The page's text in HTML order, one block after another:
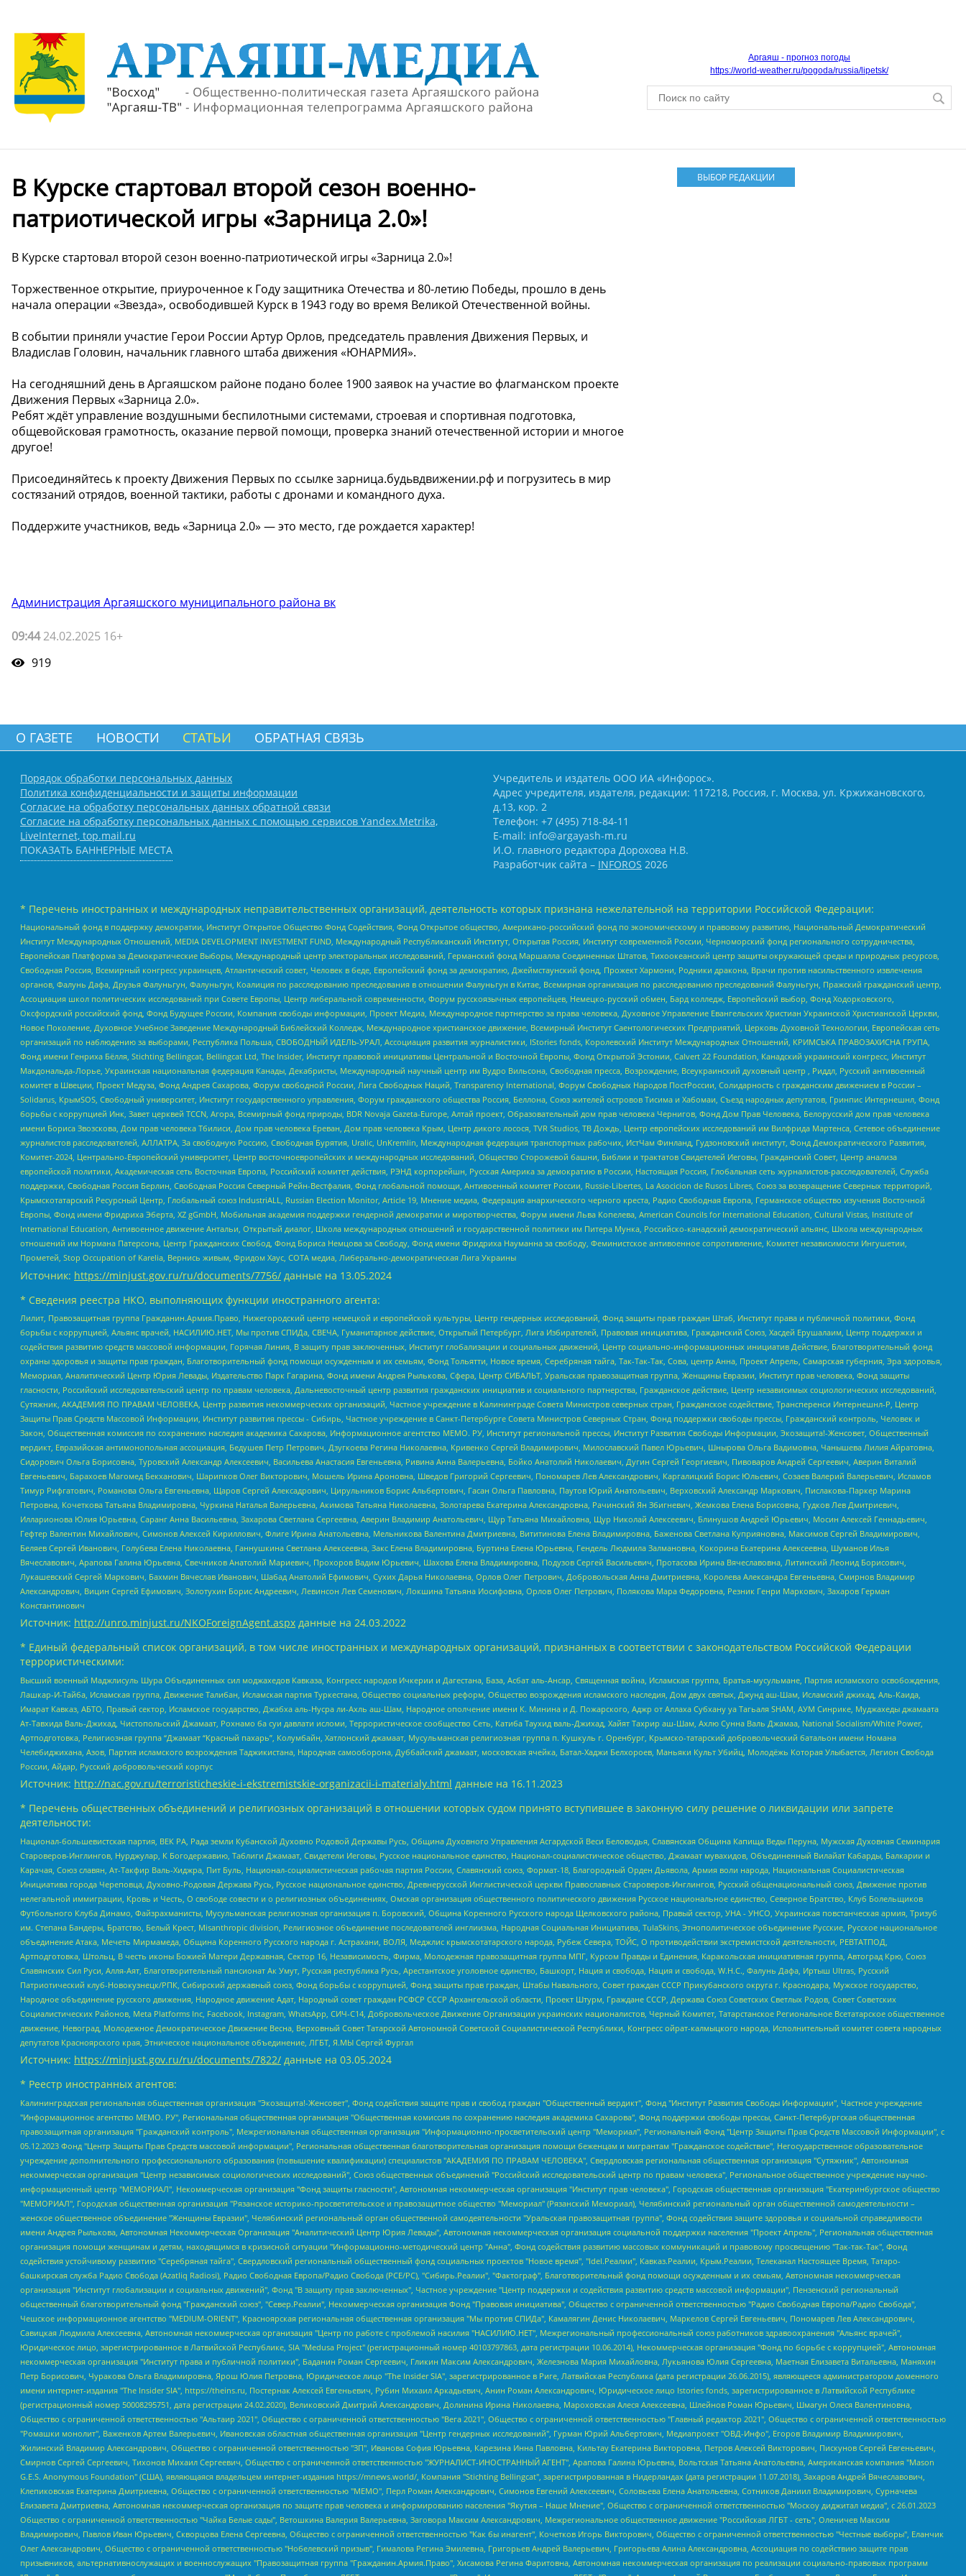
Аргаяш - прогноз погоды
https://world-weather.ru/pogoda/russia/lipetsk/
В Курске стартовал второй сезон военно-
патриотической игры «Зарница 2.0»!
В Курске стартовал второй сезон военно-патриотической игры «Зарница 2.0»!
Торжественное открытие, приуроченное к Году защитника Отечества и 80-летию Победы, прошло в день
начала операции «Звезда», освободившей Курск в 1943 году во время Великой Отечественной войны.
В событии приняли участие Герои России Артур Орлов, председатель правления Движения Первых, и
Владислав Головин, начальник главного штаба движения «ЮНАРМИЯ».
На сегодняшний день в Аргаяшском районе подано более 1900 заявок на участие во флагманском проекте
Движения Первых «Зарница 2.0».
Ребят ждёт управление воздушными беспилотными системами, строевая и спортивная подготовка,
общевойсковая грамотность, оказание первой помощи, проверка знаний отечественной истории и многое
другое!
Присоединяйтесь к проекту Движения Первых по ссылке зарница.будьвдвижении.рф и погрузитесь в мир
состязаний отрядов, военной тактики, работы с дронами и командного духа.
Поддержите участников, ведь «Зарница 2.0» — это место, где рождается характер!
Администрация Аргаяшского муниципального района вк
09:4424.02.2025 16+
919
ВЫБОР РЕДАКЦИИ
О ГАЗЕТЕ НОВОСТИ СТАТЬИ ОБРАТНАЯ СВЯЗЬ
Порядок обработки персональных данных
Политика конфиденциальности и защиты информации
Согласие на обработку персональных данных обратной связи
Согласие на обработку персональных данных с помощью сервисов Yandex.Metrika,
LiveInternet, top.mail.ru
ПОКАЗАТЬ БАННЕРНЫЕ МЕСТА
Учредитель и издатель ООО ИА «Инфорос».
Адрес учредителя, издателя, редакции: 117218, Россия, г. Москва, ул. Кржижановского,
д.13, кор. 2
Телефон: +7 (495) 718-84-11
E-mail: info@argayash-m.ru
И.О. главного редактора Дорохова Н.В.
Разработчик сайта – INFOROS 2026
* Перечень иностранных и международных неправительственных организаций, деятельность которых признана нежелательной на территории Российской Федерации:
Национальный фонд в поддержку демократии, Институт Открытое Общество Фонд Содействия, Фонд Открытое общество, Американо-российский фонд по экономическому и правовому развитию, Национальный Демократический
Институт Международных Отношений, MEDIA DEVELOPMENT INVESTMENT FUND, Международный Республиканский Институт, Открытая Россия, Институт современной России, Черноморский фонд регионального сотрудничества,
Европейская Платформа за Демократические Выборы, Международный центр электоральных исследований, Германский фонд Маршалла Соединенных Штатов, Тихоокеанский центр защиты окружающей среды и природных ресурсов,
Свободная Россия, Всемирный конгресс украинцев, Атлантический совет, Человек в беде, Европейский фонд за демократию, Джеймстаунский фонд, Прожект Хармони, Родники дракона, Врачи против насильственного извлечения
органов, Фалунь Дафа, Друзья Фалуньгун, Фалуньгун, Коалиция по расследованию преследования в отношении Фалуньгун в Китае, Всемирная организация по расследованию преследований Фалуньгун, Пражский гражданский центр,
Ассоциация школ политических исследований при Совете Европы, Центр либеральной современности, Форум русскоязычных европейцев, Немецко-русский обмен, Бард колледж, Европейский выбор, Фонд Ходорковского,
Оксфордский российский фонд, Фонд Будущее России, Компания свободы информации, Проект Медиа, Международное партнерство за права человека, Духовное Управление Евангельских Христиан Украинской Христианской Церкви,
Новое Поколение, Духовное Учебное Заведение Международный Библейский Колледж, Международное христианское движение, Всемирный Институт Саентологических Предприятий, Церковь Духовной Технологии, Европейская сеть
организаций по наблюдению за выборами, Республика Польша, СВОБОДНЫЙ ИДЕЛЬ-УРАЛ, Ассоциация развития журналистики, IStories fonds, Королевский Институт Международных Отношений, КРИМСЬКА ПРАВОЗАХИСНА ГРУПА,
Фонд имени Генриха Бёлля, Stichting Bellingcat, Bellingcat Ltd, The Insider, Институт правовой инициативы Центральной и Восточной Европы, Фонд Открытой Эстонии, Calvert 22 Foundation, Канадский украинский конгресс, Институт
Макдональда-Лорье, Украинская национальная федерация Канады, Декабристы, Международный научный центр им Вудро Вильсона, Свободная пресса, Возрождение, Всеукраинский духовный центр , Риддл, Русский антивоенный
комитет в Швеции, Проект Медуза, Фонд Андрея Сахарова, Форум свободной России, Лига Свободных Наций, Transparеncy International, Форум Свободных Народов ПостРоссии, Солидарность с гражданским движением в России –
Solidarus, КрымSOS, Свободный университет, Институт государственного управления, Форум гражданского общества Россия, Беллона, Союз жителей островов Тисима и Хабомаи, Съезд народных депутатов, Гринпис Интернешнл, Фонд
борьбы с коррупцией Инк, Завет церквей TCCN, Агора, Всемирный фонд природы, BDR Novaja Gazeta-Europe, Алтай проект, Образовательный дом прав человека Чернигов, Фонд Дом Прав Человека, Белорусский дом прав человека
имени Бориса Звозскова, Дом прав человека Тбилиси, Дом прав человека Ереван, Дом прав человека Крым, Центр дикого лосося, TVR Studios, ТВ Дождь, Центр европейских исследований им Вилфрида Мартенса, Сетевое объединение
журналистов расследователей, АЛЛАТРА, За свободную Россию, Свободная Бурятия, Uralic, UnKremlin, Международная федерация транспортных рабочих, ИстЧам Финланд, Гудзоновский институт, Фонд Демократического Развития,
Комитет-2024, Центрально-Европейский университет, Центр восточноевропейских и международных исследований, Общество Сторожевой башни, Библии и трактатов Свидетелей Иеговы, Гражданский Совет, Центр анализа
европейской политики, Академическая сеть Восточная Европа, Российский комитет действия, РЭНД корпорейшн, Русская Америка за демократию в России, Настоящая Россия, Глобальная сеть журналистов-расследователей, Служба
поддержки, Свободная Россия Берлин, Свободная Россия Северный Рейн-Вестфалия, Фонд глобальной помощи, Антивоенный комитет России, Russie-Libertes, La Asocicion de Rusos Libres, Союз за возвращение Северных территорий,
Крымскотатарский Ресурсный Центр, Глобальный союз IndustriALL, Russian Election Monitor, Article 19, Мнение медиа, Федерация анархического черного креста, Радио Свободная Европа, Германское общество изучения Восточной
Европы, Фонд имени Фридриха Эберта, XZ gGmbH, Мобильная академия поддержки гендерной демократии и миротворчества, Форум имени Льва Копелева, American Councils for International Education, Cultural Vistas, Institute of
International Education, Антивоенное движение Антальи, Открытый диалог, Школа международных отношений и государственной политики им Питера Мунка, Российско-канадский демократический альянс, Школа международных
отношений им Нормана Патерсона, Центр Гражданских Свобод, Фонд Бориса Немцова за Свободу, Фонд имени Фридриха Науманна за свободу, Феминистское антивоенное сопротивление, Комитет независимости Ингушетии,
Прометей, Stop Occupation of Karelia, Вернись живым, Фридом Хаус, СОТА медиа, Либерально-демократическая Лига Украины
Источник: https://minjust.gov.ru/ru/documents/7756/ данные на 13.05.2024
* Сведения реестра НКО, выполняющих функции иностранного агента:
Лилит, Правозащитная группа Гражданин.Армия.Право, Нижегородский центр немецкой и европейской культуры, Центр гендерных исследований, Фонд защиты прав граждан Штаб, Институт права и публичной политики, Фонд
борьбы с коррупцией, Альянс врачей, НАСИЛИЮ.НЕТ, Мы против СПИДа, СВЕЧА, Гуманитарное действие, Открытый Петербург, Лига Избирателей, Правовая инициатива, Гражданский Союз, Хасдей Ерушалаим, Центр поддержки и
содействия развитию средств массовой информации, Горячая Линия, В защиту прав заключенных, Институт глобализации и социальных движений, Центр социально-информационных инициатив Действие, Благотворительный фонд
охраны здоровья и защиты прав граждан, Благотворительный фонд помощи осужденным и их семьям, Фонд Тольятти, Новое время, Серебряная тайга, Так-Так-Так, Сова, центр Анна, Проект Апрель, Самарская губерния, Эра здоровья,
Мемориал, Аналитический Центр Юрия Левады, Издательство Парк Гагарина, Фонд имени Андрея Рылькова, Сфера, Центр СИБАЛЬТ, Уральская правозащитная группа, Женщины Евразии, Институт прав человека, Фонд защиты
гласности, Российский исследовательский центр по правам человека, Дальневосточный центр развития гражданских инициатив и социального партнерства, Гражданское действие, Центр независимых социологических исследований,
Сутяжник, АКАДЕМИЯ ПО ПРАВАМ ЧЕЛОВЕКА, Центр развития некоммерческих организаций, Частное учреждение в Калининграде Совета Министров северных стран, Гражданское содействие, Трансперенси Интернешнл-Р, Центр
Защиты Прав Средств Массовой Информации, Институт развития прессы - Сибирь, Частное учреждение в Санкт-Петербурге Совета Министров Северных Стран, Фонд поддержки свободы прессы, Гражданский контроль, Человек и
Закон, Общественная комиссия по сохранению наследия академика Сахарова, Информационное агентство МЕМО. РУ, Институт региональной прессы, Институт Развития Свободы Информации, Экозащита!-Женсовет, Общественный
вердикт, Евразийская антимонопольная ассоциация, Бедушев Петр Петрович, Дзугкоева Регина Николаевна, Кривенко Сергей Владимирович, Милославский Павел Юрьевич, Шнырова Ольга Вадимовна, Чанышева Лилия Айратовна,
Сидорович Ольга Борисовна, Туровский Александр Алексеевич, Васильева Анастасия Евгеньевна, Ривина Анна Валерьевна, Бойко Анатолий Николаевич, Дугин Сергей Георгиевич, Пивоваров Андрей Сергеевич, Аверин Виталий
Евгеньевич, Барахоев Магомед Бекханович, Шарипков Олег Викторович, Мошель Ирина Ароновна, Шведов Григорий Сергеевич, Пономарев Лев Александрович, Каргалицкий Борис Юльевич, Созаев Валерий Валерьевич, Исламов
Тимур Рифгатович, Романова Ольга Евгеньевна, Щаров Сергей Алексадрович, Цирульников Борис Альбертович, Гасан Ольга Павловна, Паутов Юрий Анатольевич, Верховский Александр Маркович, Пислакова-Паркер Марина
Петровна, Кочеткова Татьяна Владимировна, Чуркина Наталья Валерьевна, Акимова Татьяна Николаевна, Золотарева Екатерина Александровна, Рачинский Ян Збигневич, Жемкова Елена Борисовна, Гудков Лев Дмитриевич,
Илларионова Юлия Юрьевна, Саранг Анна Васильевна, Захарова Светлана Сергеевна, Аверин Владимир Анатольевич, Щур Татьяна Михайловна, Щур Николай Алексеевич, Блинушов Андрей Юрьевич, Мосин Алексей Геннадьевич,
Гефтер Валентин Михайлович, Симонов Алексей Кириллович, Флиге Ирина Анатольевна, Мельникова Валентина Дмитриевна, Вититинова Елена Владимировна, Баженова Светлана Куприяновна, Максимов Сергей Владимирович,
Беляев Сергей Иванович, Голубева Елена Николаевна, Ганнушкина Светлана Алексеевна, Закс Елена Владимировна, Буртина Елена Юрьевна, Гендель Людмила Залмановна, Кокорина Екатерина Алексеевна, Шуманов Илья
Вячеславович, Арапова Галина Юрьевна, Свечников Анатолий Мариевич, Прохоров Вадим Юрьевич, Шахова Елена Владимировна, Подузов Сергей Васильевич, Протасова Ирина Вячеславовна, Литинский Леонид Борисович,
Лукашевский Сергей Маркович, Бахмин Вячеслав Иванович, Шабад Анатолий Ефимович, Сухих Дарья Николаевна, Орлов Олег Петрович, Добровольская Анна Дмитриевна, Королева Александра Евгеньевна, Смирнов Владимир
Александрович, Вицин Сергей Ефимович, Золотухин Борис Андреевич, Левинсон Лев Семенович, Локшина Татьяна Иосифовна, Орлов Олег Петрович, Полякова Мара Федоровна, Резник Генри Маркович, Захаров Герман
Константинович
Источник: http://unro.minjust.ru/NKOForeignAgent.aspx данные на 24.03.2022
* Единый федеральный список организаций, в том числе иностранных и международных организаций, признанных в соответствии с законодательством Российской Федерации
террористическими:
Высший военный Маджлисуль Шура Объединенных сил моджахедов Кавказа, Конгресс народов Ичкерии и Дагестана, База, Асбат аль-Ансар, Священная война, Исламская группа, Братья-мусульмане, Партия исламского освобождения,
Лашкар-И-Тайба, Исламская группа, Движение Талибан, Исламская партия Туркестана, Общество социальных реформ, Общество возрождения исламского наследия, Дом двух святых, Джунд аш-Шам, Исламский джихад, Аль-Каида,
Имарат Кавказ, АБТО, Правый сектор, Исламское государство, Джабха аль-Нусра ли-Ахль аш-Шам, Народное ополчение имени К. Минина и Д. Пожарского, Аджр от Аллаха Субхану уа Тагьаля SHAM, АУМ Синрике, Муджахеды джамаата
Ат-Тавхида Валь-Джихад, Чистопольский Джамаат, Рохнамо ба суи давлати исломи, Террористическое сообщество Сеть, Катиба Таухид валь-Джихад, Хайят Тахрир аш-Шам, Ахлю Сунна Валь Джамаа, National Socialism/White Power,
Артподготовка, Религиозная группа “Джамаат “Красный пахарь”, Колумбайн, Хатлонский джамаат, Мусульманская религиозная группа п. Кушкуль г. Оренбург, Крымско-татарский добровольческий батальон имени Номана
Челебиджихана, Азов, Партия исламского возрождения Таджикистана, Народная самооборона, Дуббайский джамаат, московская ячейка, Батал-Хаджи Белхороев, Маньяки Культ Убийц, Молодёжь Которая Улыбается, Легион Свобода
России, Айдар, Русский добровольческий корпус
Источник: http://nac.gov.ru/terroristicheskie-i-ekstremistskie-organizacii-i-materialy.html данные на 16.11.2023
* Перечень общественных объединений и религиозных организаций в отношении которых судом принято вступившее в законную силу решение о ликвидации или запрете
деятельности:
Национал-большевистская партия, ВЕК РА, Рада земли Кубанской Духовно Родовой Державы Русь, Община Духовного Управления Асгардской Веси Беловодья, Славянская Община Капища Веды Перуна, Мужская Духовная Семинария
Староверов-Инглингов, Нурджулар, К Богодержавию, Таблиги Джамаат, Свидетели Иеговы, Русское национальное единство, Национал-социалистическое общество, Джамаат мувахидов, Объединенный Вилайат Кабарды, Балкарии и
Карачая, Союз славян, Ат-Такфир Валь-Хиджра, Пит Буль, Национал-социалистическая рабочая партия России, Славянский союз, Формат-18, Благородный Орден Дьявола, Армия воли народа, Национальная Социалистическая
Инициатива города Череповца, Духовно-Родовая Держава Русь, Русское национальное единство, Древнерусской Инглистической церкви Православных Староверов-Инглингов, Русский общенациональный союз, Движение против
нелегальной иммиграции, Кровь и Честь, О свободе совести и о религиозных объединениях, Омская организация общественного политического движения Русское национальное единство, Северное Братство, Клуб Болельщиков
Футбольного Клуба Динамо, Файзрахманисты, Мусульманская религиозная организация п. Боровский, Община Коренного Русского народа Щелковского района, Правый сектор, УНА - УНСО, Украинская повстанческая армия, Тризуб
им. Степана Бандеры, Братство, Белый Крест, Misanthropic division, Религиозное объединение последователей инглиизма, Народная Социальная Инициатива, TulaSkins, Этнополитическое объединение Русские, Русское национальное
объединение Атака, Мечеть Мирмамеда, Община Коренного Русского народа г. Астрахани, ВОЛЯ, Меджлис крымскотатарского народа, Рубеж Севера, ТОЙС, О противодействии экстремистской деятельности, РЕВТАТПОД,
Артподготовка, Штольц, В честь иконы Божией Матери Державная, Сектор 16, Независимость, Фирма, Молодежная правозащитная группа МПГ, Курсом Правды и Единения, Каракольская инициативная группа, Автоград Крю, Союз
Славянских Сил Руси, Алля-Аят, Благотворительный пансионат Ак Умут, Русская республика Русь, Арестантское уголовное единство, Башкорт, Нация и свобода, Нация и свобода, W.H.С., Фалунь Дафа, Иртыш Ultras, Русский
Патриотический клуб-Новокузнецк/РПК, Сибирский державный союз, Фонд борьбы с коррупцией, Фонд защиты прав граждан, Штабы Навального, Совет граждан СССР Прикубанского округа г. Краснодара, Мужское государство,
Народное объединение русского движения, Народное движение Адат, Народный совет граждан РСФСР СССР Архангельской области, Проект Штурм, Граждане СССР, Держава Союз Советских Светлых Родов, Совет Советских
Социалистических Районов, Meta Platforms Inc, Facebook, Instagram, WhatsApp, СИЧ-С14, Добровольческое Движение Организации украинских националистов, Черный Комитет, Татарстанское Региональное Всетатарское общественное
движение, Невоград, Молодежное Демократическое Движение Весна, Верховный Совет Татарской Автономной Советской Социалистической Республики, Конгресс ойрат-калмыцкого народа, Исполнительный комитет совета народных
депутатов Красноярского края, Этническое национальное объединение, ЛГБТ, Я.МЫ Сергей Фургал
Источник: https://minjust.gov.ru/ru/documents/7822/ данные на 03.05.2024
* Реестр иностранных агентов:
Калининградская региональная общественная организация "Экозащита!-Женсовет", Фонд содействия защите прав и свобод граждан "Общественный вердикт", Фонд "Институт Развития Свободы Информации", Частное учреждение "Информационное агентство МЕМО. РУ", Региональная общественная организация "Общественная комиссия по сохранению наследия академика Сахарова", Фонд поддержки свободы прессы, Санкт-Петербургская общественная правозащитная организация "Гражданский контроль", Межрегиональная общественная организация "Информационно-просветительский центр "Мемориал", Региональный Фонд "Центр Защиты Прав Средств Массовой Информации", с 05.12.2023 Фонд "Центр Защиты Прав Средств массовой информации", Региональная общественная благотворительная организация помощи беженцам и мигрантам "Гражданское содействие", Негосударственное образовательное учреждение дополнительного профессионального образования (повышение квалификации) специалистов "АКАДЕМИЯ ПО ПРАВАМ ЧЕЛОВЕКА", Свердловская региональная общественная организация "Сутяжник", Автономная некоммерческая организация "Центр независимых социологических исследований", Союз общественных объединений "Российский исследовательский центр по правам человека", Региональное общественное учреждение научно-информационный центр "МЕМОРИАЛ", Некоммерческая организация "Фонд защиты гласности", Автономная некоммерческая организация "Институт прав человека", Городская общественная организация "Екатеринбургское общество "МЕМОРИАЛ", Городская общественная организация "Рязанское историко-просветительское и правозащитное общество "Мемориал" (Рязанский Мемориал), Челябинский региональный орган общественной самодеятельности – женское общественное объединение "Женщины Евразии", Челябинский региональный орган общественной самодеятельности "Уральская правозащитная группа", Фонд содействия защите здоровья и социальной справедливости имени Андрея Рылькова, Автономная Некоммерческая Организация "Аналитический Центр Юрия Левады", Автономная некоммерческая организация социальной поддержки населения "Проект Апрель", Региональная общественная организация помощи женщинам и детям, находящимся в кризисной ситуации "Информационно-методический центр "Анна", Фонд содействия развитию массовых коммуникаций и правовому просвещению "Так-так-Так", Фонд содействия устойчивому развитию "Серебряная тайга", Свердловский региональный общественный фонд социальных проектов "Новое время", "Idel.Реалии", Кавказ.Реалии, Крым.Реалии, Телеканал Настоящее Время, Татаро-башкирская служба Радио Свобода (Azatliq Radiosi), Радио Свободная Европа/Радио Свобода (PCE/PC), "Сибирь.Реалии", "Фактограф", Благотворительный фонд помощи осужденным и их семьям, Автономная некоммерческая организация "Институт глобализации и социальных движений", Фонд "В защиту прав заключенных", Частное учреждение "Центр поддержки и содействия развитию средств массовой информации", Пензенский региональный общественный благотворительный фонд "Гражданский союз", "Север.Реалии", Некоммерческая организация Фонд "Правовая инициатива", Общество с ограниченной ответственностью "Радио Свободная Европа/Радио Свобода", Чешское информационное агентство "MEDIUM-ORIENT", Красноярская региональная общественная организация "Мы против СПИДа", Камалягин Денис Николаевич, Маркелов Сергей Евгеньевич, Пономарев Лев Александрович, Савицкая Людмила Алексеевна, Автономная некоммерческая организация "Центр по работе с проблемой насилия "НАСИЛИЮ.НЕТ", Межрегиональный профессиональный союз работников здравоохранения "Альянс врачей", Юридическое лицо, зарегистрированное в Латвийской Республике, SIA "Medusa Project" (регистрационный номер 40103797863, дата регистрации 10.06.2014), Некоммерческая организация "Фонд по борьбе с коррупцией", Автономная некоммерческая организация "Институт права и публичной политики", Баданин Роман Сергеевич, Гликин Максим Александрович, Железнова Мария Михайловна, Лукьянова Юлия Сергеевна, Маетная Елизавета Витальевна, Маняхин Петр Борисович, Чуракова Ольга Владимировна, Ярош Юлия Петровна, Юридическое лицо "The Insider SIA", зарегистрированное в Риге, Латвийская Республика (дата регистрации 26.06.2015), являющееся администратором доменного имени интернет-издания "The Insider SIA", https://theins.ru, Постернак Алексей Евгеньевич, Рубин Михаил Аркадьевич, Анин Роман Александрович, Юридическое лицо Istories fonds, зарегистрированное в Латвийской Республике (регистрационный номер 50008295751, дата регистрации 24.02.2020), Великовский Дмитрий Александрович, Долинина Ирина Николаевна, Мароховская Алеся Алексеевна, Шлейнов Роман Юрьевич, Шмагун Олеся Валентиновна, Общество с ограниченной ответственностью "Альтаир 2021", Общество с ограниченной ответственностью "Вега 2021", Общество с ограниченной ответственностью "Главный редактор 2021", Общество с ограниченной ответственностью "Ромашки монолит", Важенков Артем Валерьевич, Ивановская областная общественная организация "Центр гендерных исследований", Гурман Юрий Альбертович, Медиапроект "ОВД-Инфо", Егоров Владимир Владимирович, Жилинский Владимир Александрович, Общество с ограниченной ответственностью "ЗП", Иванова София Юрьевна, Карезина Инна Павловна, Кильтау Екатерина Викторовна, Петров Алексей Викторович, Пискунов Сергей Евгеньевич, Смирнов Сергей Сергеевич, Тихонов Михаил Сергеевич, Общество с ограниченной ответственностью "ЖУРНАЛИСТ-ИНОСТРАННЫЙ АГЕНТ", Арапова Галина Юрьевна, Вольтская Татьяна Анатольевна, Американская компания "Mason G.E.S. Anonymous Foundation" (США), являющаяся владельцем интернет-издания https://mnews.world/, Компания "Stichting Bellingcat", зарегистрированная в Нидерландах (дата регистрации 11.07.2018), Захаров Андрей Вячеславович, Клепиковская Екатерина Дмитриевна, Общество с ограниченной ответственностью "МЕМО", Перл Роман Александрович, Симонов Евгений Алексеевич, Соловьева Елена Анатольевна, Сотников Даниил Владимирович, Сурначева Елизавета Дмитриевна, Автономная некоммерческая организация по защите прав человека и информированию населения "Якутия – Наше Мнение", Общество с ограниченной ответственностью "Москоу диджитал медиа", с 26.01.2023 Общество с ограниченной ответственностью "Чайка Белые сады", Ветошкина Валерия Валерьевна, Заговора Максим Александрович, Межрегиональное общественное движение "Российская ЛГБТ - сеть", Оленичев Максим Владимирович, Павлов Иван Юрьевич, Скворцова Елена Сергеевна, Общество с ограниченной ответственностью "Как бы инагент", Кочетков Игорь Викторович, Общество с ограниченной ответственностью "Честные выборы", Еланчик Олег Александрович, Общество с ограниченной ответственностью "Нобелевский призыв", Гималова Регина Эмилевна, Григорьев Андрей Валерьевич, Григорьева Алина Александровна, Ассоциация по содействию защите прав призывников, альтернативнослужащих и военнослужащих "Правозащитная группа "Гражданин.Армия.Право", Хисамова Регина Фаритовна, Автономная некоммерческая организация по реализации социально-правовых программ "Лилит", Дальневосточное общественное движение "Маяк", Санкт-Петербургская ЛГБТ-инициативная группа "Выход", Инициативная группа ЛГБТ+ "Реверс", Алексеев Андрей Викторович, Бекбулатова Таисия Львовна, Беляев Иван Михайлович, Владыкина Елена Сергеевна, Гельман Марат Александрович, Никульшина Вероника Юрьевна, Толоконникова Надежда Андреевна, Шендерович Виктор Анатольевич, Общество с ограниченной ответственностью "Данное сообщение", Общество с ограниченной ответственностью Издательский дом "Новая глава", Айнбиндер Александра Александровна, Московский комьюнити-центр для ЛГБТ+инициатив, Благотворительный фонд развития филантропии, Deutsche Welle (Германия, Kurt-Schumacher-Strasse 3, 53113 Bonn), Борзунова Мария Михайловна, Воробьев Виктор Викторович, Голубева Анна Львовна, Константинова Алла Михайловна, Малкова Ирина Владимировна, Мурадов Мурад Абдулгалимович, Осетинская Елизавета Николаевна, Понасенков Евгений Николаевич, Ганапольский Матвей Юрьевич, Киселев Евгений Алексеевич, Борухович Ирина Григорьевна, Дремин Иван Тимофеевич, Дубровский Дмитрий Викторович, Красноярская региональная общественная организация поддержки и развития альтернативных образовательных технологий и межкультурных коммуникаций "ИНТЕРРА", Маяковская Екатерина Алексеевна, Фейгин Марк Захарович, Филимонов Андрей Викторович, Дзугкоева Регина Николаевна, Доброхотов Роман Александрович, Дудь Юрий Александрович, Елкин Сергей Владимирович, Кругликов Кирилл Игоревич, Сабунаева Мария Леонидовна, Семенов Алексей Владимирович, Шаинян Карен Багратович, Шульман Екатерина Михайловна, Асафьев Артур Валерьевич, Вахштайн Виктор Семенович, Венедиктов Алексей Алексеевич, Лушникова Екатерина Евгеньевна, Волков Леонид Михайлович, Невзоров Александр Глебович, Пархоменко Сергей Борисович, Сироткин Ярослав Николаевич, Кара-Мурза Владимир Владимирович, Баранова Наталья Владимировна, Гозман Леонид Яковлевич, Кагарлицкий Борис Юльевич, Климарев Михаил Валерьевич, Милов Владимир Станиславович, Автономная некоммерческая организация Краснодарский центр современного искусства "Типография", Моргенштерн Алишер Тагирович, Соболь Любовь Эдуардовна, Общество с ограниченной ответственностью "ЛИЗА НОРМ", Каспаров Гарри Кимович, Ходорковский Михаил Борисович, Общество с ограниченной ответственностью "Апрельские тезисы", Данилович Ирина Брониславовна, Кашин Олег Владимирович, Петров Николай Владимирович, Пивоваров Алексей Владимирович, Соколов Михаил Владимирович, Цветкова Юлия Владимировна, Чичваркин Евгений Александрович, Комитет против пыток/Команда против пыток, Общество с ограниченной ответственностью "Первый научный", Общество с ограниченной ответственностью "Вертолет и ко", Белоцерковская Вероника Борисовна, Кац Максим Евгеньевич, Лазарева Татьяна Юрьевна, Шаведдинов Руслан Табризович, Яшин Илья Валерьевич, Общество с ограниченной ответственностью "Иноагент ААВ", Алешковский Дмитрий Петрович, Альбац Евгения Марковна, Быков Дмитрий Львович, Галямина Юлия Евгеньевна, Лойко Сергей Леонидович, Мартынов Кирилл Константинович, Медведев Сергей Александрович, Крашенинников Федор Геннадиевич, Гордеева Катерина Вл